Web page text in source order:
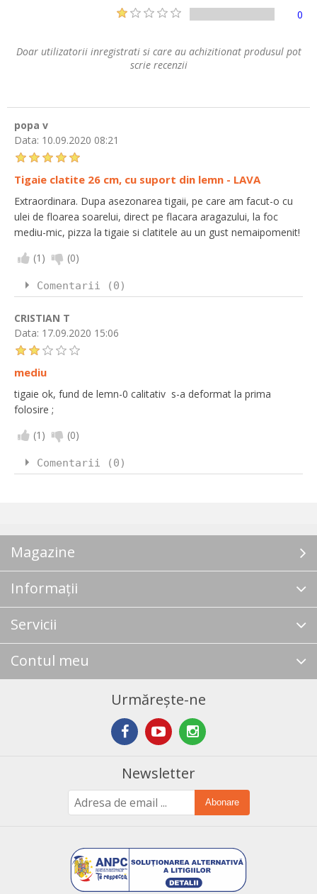
0
Doar utilizatorii inregistrati si care au achizitionat produsul pot
scrie recenzii
popa v
Data: 10.09.2020 08:21
Tigaie clatite 26 cm, cu suport din lemn - LAVA
Extraordinara. Dupa asezonarea tigaii, pe care am facut-o cu
ulei de floarea soarelui, direct pe flacara aragazului, la foc
mediu-mic, pizza la tigaie si clatitele au un gust nemaipomenit!
(1 ) (0)
Comentarii (0)
CRISTIAN T
Data: 17.09.2020 15:06
mediu
tigaie ok, fund de lemn-0 calitativ s-a deformat la prima
folosire ;
(1 ) (0)
Comentarii (0)
Magazine
Informații
Servicii
Contul meu
Urmărește-ne
Newsletter
Abonare